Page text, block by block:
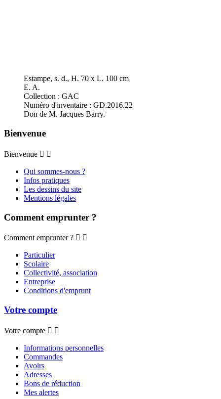
Estampe, s. d., H. 70 x L. 100 cm
E. A.
Collection : GAC
Numéro d'inventaire : GD.2016.22
Don de M. Jacques Barry.
Bienvenue
Bienvenue  
Qui sommes-nous ?
Infos pratiques
Les dessins du site
Mentions légales
Comment emprunter ?
Comment emprunter ?  
Particulier
Scolaire
Collectivité, association
Entreprise
Conditions d'emprunt
Votre compte
Votre compte  
Informations personnelles
Commandes
Avoirs
Adresses
Bons de réduction
Mes alertes